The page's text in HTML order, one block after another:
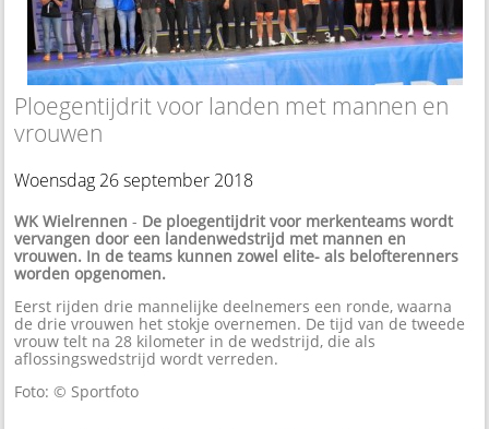
Ploegentijdrit voor landen met mannen en
vrouwen
Woensdag 26 september 2018
WK Wielrennen - De ploegentijdrit voor merkenteams wordt
vervangen door een landenwedstrijd met mannen en
vrouwen. In de teams kunnen zowel elite- als belofterenners
worden opgenomen.
Eerst rijden drie mannelijke deelnemers een ronde, waarna
de drie vrouwen het stokje overnemen. De tijd van de tweede
vrouw telt na 28 kilometer in de wedstrijd, die als
aflossingswedstrijd wordt verreden.
Foto: © Sportfoto